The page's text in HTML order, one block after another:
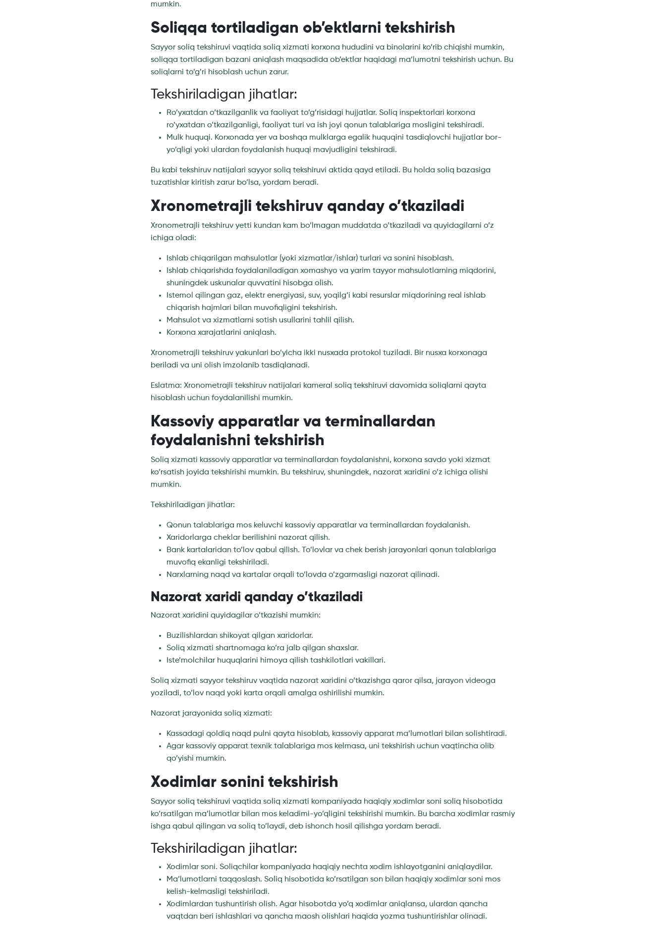
mumkin.
Soliqqa tortiladigan ob’ektlarni tekshirish
Sayyor soliq tekshiruvi vaqtida soliq xizmati korxona hududini va binolarini ko’rib chiqishi mumkin,
soliqqa tortiladigan bazani aniqlash maqsadida ob’ektlar haqidagi ma’lumotni tekshirish uchun. Bu
soliqlarni to’g’ri hisoblash uchun zarur.
Tekshiriladigan jihatlar:
Ro’yxatdan o’tkazilganlik va faoliyat to’g’risidagi hujjatlar. Soliq inspektorlari korxona
ro’yxatdan o’tkazilganligi, faoliyat turi va ish joyi qonun talablariga mosligini tekshiradi.
Mulk huquqi. Korxonada yer va boshqa mulklarga egalik huquqini tasdiqlovchi hujjatlar bor-
yo’qligi yoki ulardan foydalanish huquqi mavjudligini tekshiradi.
Bu kabi tekshiruv natijalari sayyor soliq tekshiruvi aktida qayd etiladi. Bu holda soliq bazasiga
tuzatishlar kiritish zarur bo’lsa, yordam beradi.
Xronometrajli tekshiruv qanday o’tkaziladi
Xronometrajli tekshiruv yetti kundan kam bo’lmagan muddatda o’tkaziladi va quyidagilarni o’z
ichiga oladi:
Ishlab chiqarilgan mahsulotlar (yoki xizmatlar/ishlar) turlari va sonini hisoblash.
Ishlab chiqarishda foydalaniladigan xomashyo va yarim tayyor mahsulotlarning miqdorini,
shuningdek uskunalar quvvatini hisobga olish.
Istemol qilingan gaz, elektr energiyasi, suv, yoqilg’i kabi resurslar miqdorining real ishlab
chiqarish hajmlari bilan muvofiqligini tekshirish.
Mahsulot va xizmatlarni sotish usullarini tahlil qilish.
Korxona xarajatlarini aniqlash.
Xronometrajli tekshiruv yakunlari bo’yicha ikki nusxada protokol tuziladi. Bir nusxa korxonaga
beriladi va uni olish imzolanib tasdiqlanadi.
Eslatma: Xronometrajli tekshiruv natijalari kameral soliq tekshiruvi davomida soliqlarni qayta
hisoblash uchun foydalanilishi mumkin.
Kassoviy apparatlar va terminallardan
foydalanishni tekshirish
Soliq xizmati kassoviy apparatlar va terminallardan foydalanishni, korxona savdo yoki xizmat
ko’rsatish joyida tekshirishi mumkin. Bu tekshiruv, shuningdek, nazorat xaridini o’z ichiga olishi
mumkin.
Tekshiriladigan jihatlar:
Qonun talablariga mos keluvchi kassoviy apparatlar va terminallardan foydalanish.
Xaridorlarga cheklar berilishini nazorat qilish.
Bank kartalaridan to’lov qabul qilish. To’lovlar va chek berish jarayonlari qonun talablariga
muvofiq ekanligi tekshiriladi.
Narxlarning naqd va kartalar orqali to’lovda o’zgarmasligi nazorat qilinadi.
Nazorat xaridi qanday o’tkaziladi
Nazorat xaridini quyidagilar o’tkazishi mumkin:
Buzilishlardan shikoyat qilgan xaridorlar.
Soliq xizmati shartnomaga ko’ra jalb qilgan shaxslar.
Iste’molchilar huquqlarini himoya qilish tashkilotlari vakillari.
Soliq xizmati sayyor tekshiruv vaqtida nazorat xaridini o’tkazishga qaror qilsa, jarayon videoga
yoziladi, to’lov naqd yoki karta orqali amalga oshirilishi mumkin.
Nazorat jarayonida soliq xizmati:
Kassadagi qoldiq naqd pulni qayta hisoblab, kassoviy apparat ma’lumotlari bilan solishtiradi.
Agar kassoviy apparat texnik talablariga mos kelmasa, uni tekshirish uchun vaqtincha olib
qo’yishi mumkin.
Xodimlar sonini tekshirish
Sayyor soliq tekshiruvi vaqtida soliq xizmati kompaniyada haqiqiy xodimlar soni soliq hisobotida
ko’rsatilgan ma’lumotlar bilan mos keladimi-yo’qligini tekshirishi mumkin. Bu barcha xodimlar rasmiy
ishga qabul qilingan va soliq to’laydi, deb ishonch hosil qilishga yordam beradi.
Tekshiriladigan jihatlar:
Xodimlar soni. Soliqchilar kompaniyada haqiqiy nechta xodim ishlayotganini aniqlaydilar.
Ma’lumotlarni taqqoslash. Soliq hisobotida ko’rsatilgan son bilan haqiqiy xodimlar soni mos
kelish-kelmasligi tekshiriladi.
Xodimlardan tushuntirish olish. Agar hisobotda yo’q xodimlar aniqlansa, ulardan qancha
vaqtdan beri ishlashlari va qancha maosh olishlari haqida yozma tushuntirishlar olinadi.